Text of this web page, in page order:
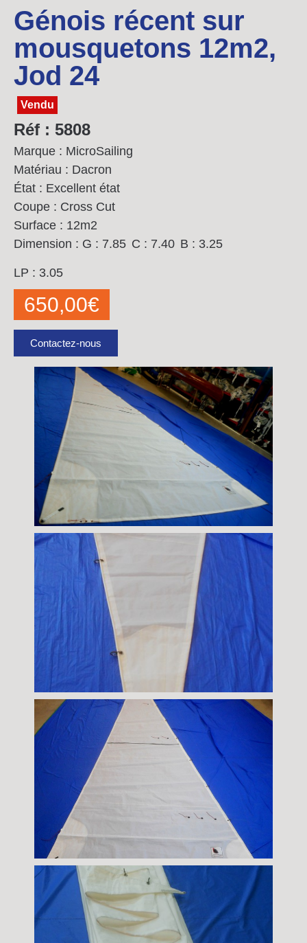
Génois récent sur
mousquetons 12m2,
Jod 24
Vendu
Réf : 5808
Marque : MicroSailing
Matériau : Dacron
État : Excellent état
Coupe : Cross Cut
Surface : 12m2
Dimension : G : 7.85 C : 7.40 B : 3.25
LP : 3.05
650,00€
Contactez-nous